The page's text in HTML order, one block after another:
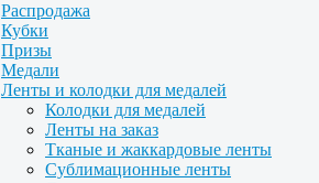
Распродажа
Кубки
Призы
Медали
Ленты и колодки для медалей
Колодки для медалей
Ленты на заказ
Тканые и жаккардовые ленты
Сублимационные ленты